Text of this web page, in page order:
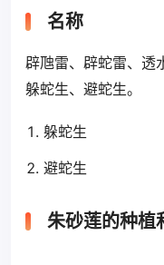
名称
辟虺雷、辟蛇雷、透
躲蛇生、避蛇生。
躲蛇生
避蛇生
朱砂莲的种植